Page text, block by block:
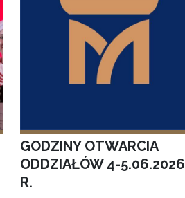
GODZINY OTWARCIA
ODDZIAŁÓW 4-5.06.2026
R.